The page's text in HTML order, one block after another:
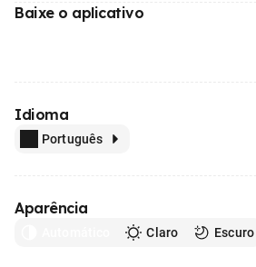
Baixe o aplicativo
Idioma
Português
Aparência
Claro Escuro